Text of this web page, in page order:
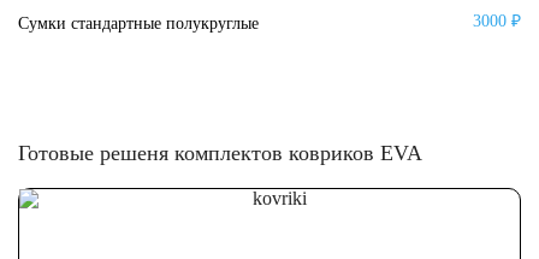
Сумки стандартные полукруглые 3000 ₽
Готовые решеня комплектов ковриков EVA